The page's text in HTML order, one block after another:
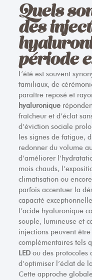
Quels
des
période
L’été est souvent
familiaux, de
paraître reposé et
hyaluronique
fraîcheur et d’éclat
d’éviction sociale
les signes de fatigue,
redonner du volume
d’améliorer
mois chauds,
climatisation ou
parfois accentuer la
capacité
l’acide hyaluronique
souple, lumineuse et
injections peuvent être
complémentaires tels
LEDou des protocoles
d’optimiser l’éclat de
Cette approche